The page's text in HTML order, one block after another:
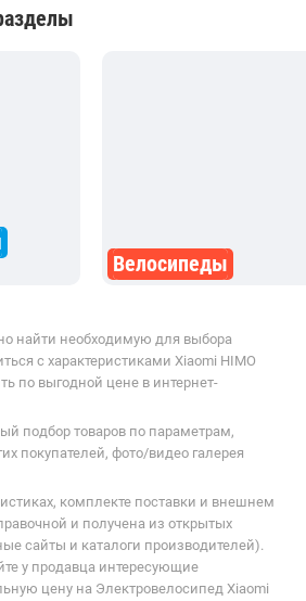
Велосипеды
найти необходимую для выбора
с характеристиками Xiaomi HIMO
по выгодной цене в интернет-
подбор товаров по параметрам,
покупателей, фото/видео галерея
комплекте поставки и внешнем
и получена из открытых
сайты и каталоги производителей).
у продавца интересующие
цену на Электровелосипед Xiaomi